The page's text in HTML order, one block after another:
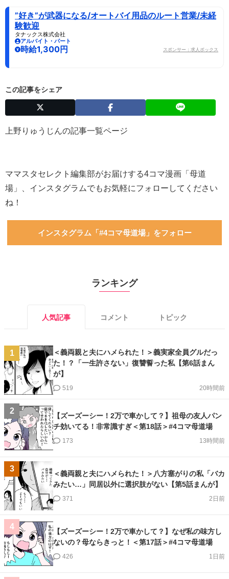
”好き”が武器になる/オートバイ用品のルート営業/未経
験歓迎
タナックス株式会社
アルバイト・パート
時給1,300円 スポンサー：求人ボックス
この記事をシェア
上野りゅうじんの記事一覧ページ
ママスタセレクト編集部がお届けする4コマ漫画「母道
場」、インスタグラムでもお気軽にフォローしてください
ね！
インスタグラム「#4コマ母道場」をフォロー
ランキング
人気記事 コメント トピック
1
＜義両親と夫にハメられた！＞義実家全員グルだっ
た！？「一生許さない」復讐誓った私【第6話まん
が】
20時間前
519
2
【ズーズーシー！2万で車かして？】祖母の友人パン
チ効いてる！非常識すぎ＜第18話＞#4コマ母道場
13時間前
173
3
＜義両親と夫にハメられた！＞八方塞がりの私「バカ
みたい…」同居以外に選択肢がない【第5話まんが】
2日前
371
4
【ズーズーシー！2万で車かして？】なぜ私の味方し
ないの？母ならきっと！＜第17話＞#4コマ母道場
1日前
426